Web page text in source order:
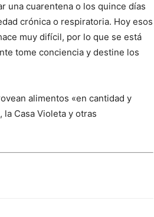
una cuarentena o los quince días
crónica o respiratoria. Hoy esos
muy difícil, por lo que se está
tome conciencia y destine los
alimentos «en cantidad y
la Casa Violeta y otras